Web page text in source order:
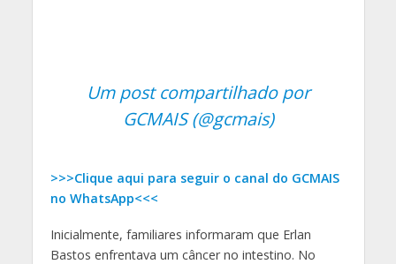
Um post compartilhado por
GCMAIS (@gcmais)
>>>Clique aqui para seguir o canal do GCMAIS
no WhatsApp<<<
Inicialmente, familiares informaram que Erlan
Bastos enfrentava um câncer no intestino. No